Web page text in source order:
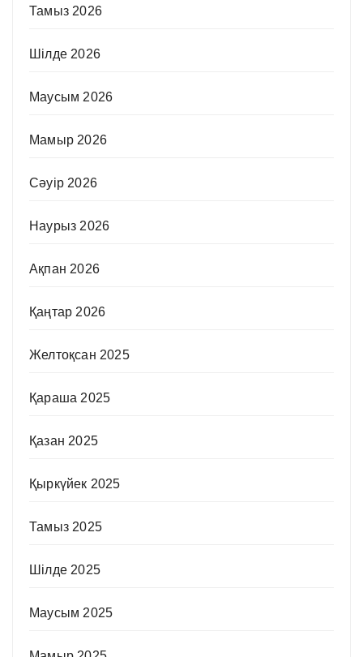
Тамыз 2026
Шілде 2026
Маусым 2026
Мамыр 2026
Сәуір 2026
Наурыз 2026
Ақпан 2026
Қаңтар 2026
Желтоқсан 2025
Қараша 2025
Қазан 2025
Қыркүйек 2025
Тамыз 2025
Шілде 2025
Маусым 2025